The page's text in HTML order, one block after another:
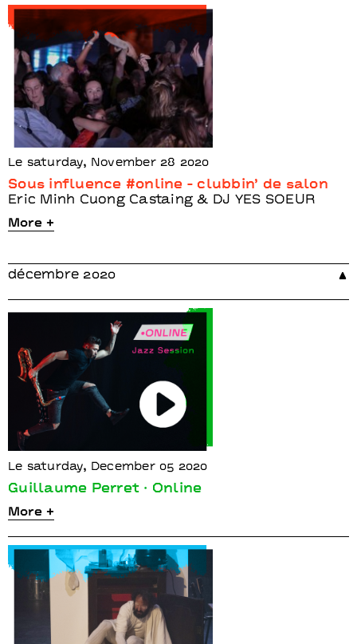
Le saturday, November 28 2020
Sous influence #online - clubbin’ de salon
Eric Minh Cuong Castaing & DJ YES SOEUR
More +
décembre 2020
Le saturday, December 05 2020
Guillaume Perret · Online
More +